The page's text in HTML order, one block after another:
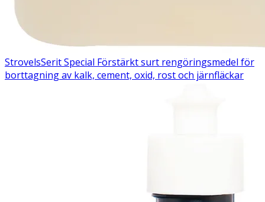
StrovelsSerit Special Förstärkt surt rengöringsmedel för
borttagning av kalk, cement, oxid, rost och järnfläckar